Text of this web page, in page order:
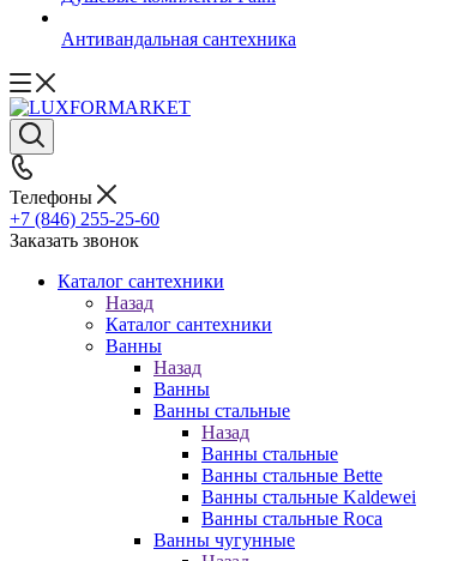
Антивандальная сантехника
Телефоны
+7 (846) 255-25-60
Заказать звонок
Каталог сантехники
Назад
Каталог сантехники
Ванны
Назад
Ванны
Ванны стальные
Назад
Ванны стальные
Ванны стальные Bette
Ванны стальные Kaldewei
Ванны стальные Roca
Ванны чугунные